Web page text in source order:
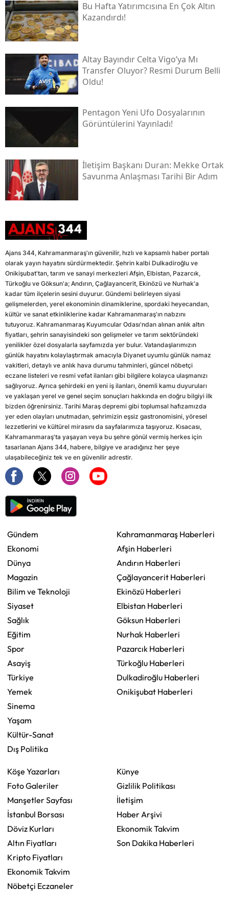
Bu Hafta Yatırımcısına En Çok Altın
Kazandırdı!
Altay Bayındır Celta Vigo’ya Mı
Transfer Oluyor? Resmi Durum Belli
Oldu!
Pentagon Yeni Ufo Dosyalarının
Görüntülerini Yayınladı!
İletişim Başkanı Duran: Mekke Ortak
Savunma Anlaşması Tarihi Bir Adım
Ajans 344, Kahramanmaraş'ın güvenilir, hızlı ve kapsamlı haber portalı
olarak yayın hayatını sürdürmektedir. Şehrin kalbi Dulkadiroğlu ve
Onikişubat'tan, tarım ve sanayi merkezleri Afşin, Elbistan, Pazarcık,
Türkoğlu ve Göksun'a; Andırın, Çağlayancerit, Ekinözü ve Nurhak'a
kadar tüm ilçelerin sesini duyurur. Gündemi belirleyen siyasi
gelişmelerden, yerel ekonominin dinamiklerine, spordaki heyecandan,
kültür ve sanat etkinliklerine kadar Kahramanmaraş'ın nabzını
tutuyoruz. Kahramanmaraş Kuyumcular Odası'ndan alınan anlık altın
fiyatları, şehrin sanayisindeki son gelişmeler ve tarım sektöründeki
yenilikler özel dosyalarla sayfamızda yer bulur. Vatandaşlarımızın
günlük hayatını kolaylaştırmak amacıyla Diyanet uyumlu günlük namaz
vakitleri, detaylı ve anlık hava durumu tahminleri, güncel nöbetçi
eczane listeleri ve resmi vefat ilanları gibi bilgilere kolayca ulaşmanızı
sağlıyoruz. Ayrıca şehirdeki en yeni iş ilanları, önemli kamu duyuruları
ve yaklaşan yerel ve genel seçim sonuçları hakkında en doğru bilgiyi ilk
bizden öğrenirsiniz. Tarihi Maraş depremi gibi toplumsal hafızamızda
yer eden olayları unutmadan, şehrimizin eşsiz gastronomisini, yöresel
lezzetlerini ve kültürel mirasını da sayfalarımıza taşıyoruz. Kısacası,
Kahramanmaraş'ta yaşayan veya bu şehre gönül vermiş herkes için
tasarlanan Ajans 344, habere, bilgiye ve aradığınız her şeye
ulaşabileceğiniz tek ve en güvenilir adrestir.
Gündem
Ekonomi
Dünya
Magazin
Bilim ve Teknoloji
Siyaset
Sağlık
Eğitim
Spor
Asayiş
Türkiye
Yemek
Sinema
Yaşam
Kültür-Sanat
Dış Politika
Kahramanmaraş Haberleri
Afşin Haberleri
Andırın Haberleri
Çağlayancerit Haberleri
Ekinözü Haberleri
Elbistan Haberleri
Göksun Haberleri
Nurhak Haberleri
Pazarcık Haberleri
Türkoğlu Haberleri
Dulkadiroğlu Haberleri
Onikişubat Haberleri
Köşe Yazarları
Foto Galeriler
Manşetler Sayfası
İstanbul Borsası
Döviz Kurları
Altın Fiyatları
Kripto Fiyatları
Ekonomik Takvim
Nöbetçi Eczaneler
Künye
Gizlilik Politikası
İletişim
Haber Arşivi
Ekonomik Takvim
Son Dakika Haberleri